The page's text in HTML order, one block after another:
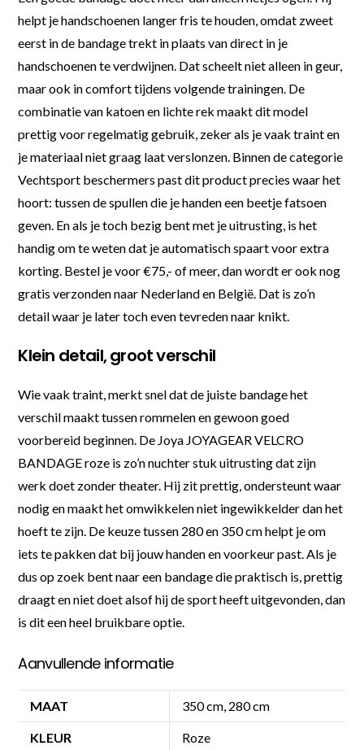
helpt je handschoenen langer fris te houden, omdat zweet
eerst in de bandage trekt in plaats van direct in je
handschoenen te verdwijnen. Dat scheelt niet alleen in geur,
maar ook in comfort tijdens volgende trainingen. De
combinatie van katoen en lichte rek maakt dit model
prettig voor regelmatig gebruik, zeker als je vaak traint en
je materiaal niet graag laat verslonzen. Binnen de categorie
Vechtsport beschermers past dit product precies waar het
hoort: tussen de spullen die je handen een beetje fatsoen
geven. En als je toch bezig bent met je uitrusting, is het
handig om te weten dat je automatisch spaart voor extra
korting. Bestel je voor €75,- of meer, dan wordt er ook nog
gratis verzonden naar Nederland en België. Dat is zo’n
detail waar je later toch even tevreden naar knikt.
Klein detail, groot verschil
Wie vaak traint, merkt snel dat de juiste bandage het
verschil maakt tussen rommelen en gewoon goed
voorbereid beginnen. De Joya JOYAGEAR VELCRO
BANDAGE roze is zo’n nuchter stuk uitrusting dat zijn
werk doet zonder theater. Hij zit prettig, ondersteunt waar
nodig en maakt het omwikkelen niet ingewikkelder dan het
hoeft te zijn. De keuze tussen 280 en 350 cm helpt je om
iets te pakken dat bij jouw handen en voorkeur past. Als je
dus op zoek bent naar een bandage die praktisch is, prettig
draagt en niet doet alsof hij de sport heeft uitgevonden, dan
is dit een heel bruikbare optie.
Aanvullende informatie
MAAT 350 cm, 280 cm
KLEUR Roze